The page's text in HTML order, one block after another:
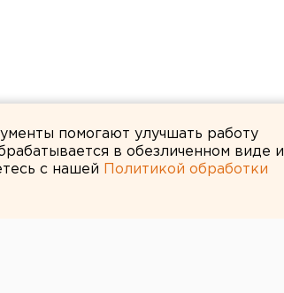
помогают улучшать работу
в обезличенном виде и
с нашей
Политикой обработки